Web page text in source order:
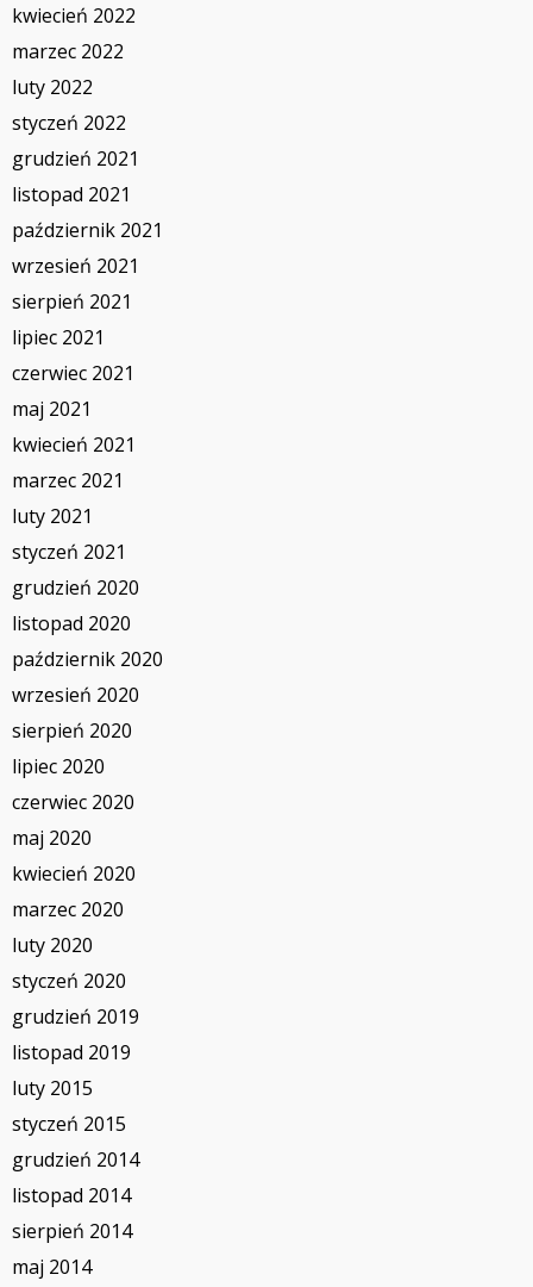
kwiecień 2022
marzec 2022
luty 2022
styczeń 2022
grudzień 2021
listopad 2021
październik 2021
wrzesień 2021
sierpień 2021
lipiec 2021
czerwiec 2021
maj 2021
kwiecień 2021
marzec 2021
luty 2021
styczeń 2021
grudzień 2020
listopad 2020
październik 2020
wrzesień 2020
sierpień 2020
lipiec 2020
czerwiec 2020
maj 2020
kwiecień 2020
marzec 2020
luty 2020
styczeń 2020
grudzień 2019
listopad 2019
luty 2015
styczeń 2015
grudzień 2014
listopad 2014
sierpień 2014
maj 2014